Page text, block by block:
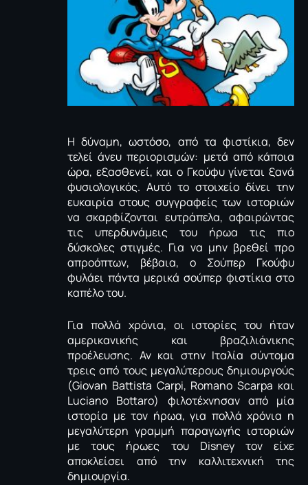
Η δύναμη, ωστόσο, από τα φιστίκια, δεν
τελεί άνευ περιορισμών: μετά από κάποια
ώρα, εξασθενεί, και ο Γκούφυ γίνεται ξανά
φυσιολογικός. Αυτό το στοιχείο δίνει την
ευκαιρία στους συγγραφείς των ιστοριών
να σκαρφίζονται ευτράπελα, αφαιρώντας
τις υπερδυνάμεις του ήρωα τις πιο
δύσκολες στιγμές. Για να μην βρεθεί προ
απροόπτων, βέβαια, ο Σούπερ Γκούφυ
φυλάει πάντα μερικά σούπερ φιστίκια στο
καπέλο του.
Για πολλά χρόνια, οι ιστορίες του ήταν
αμερικανικής και βραζιλιάνικης
προέλευσης. Αν και στην Ιταλία σύντομα
τρεις από τους μεγαλύτερους δημιουργούς
(Giovan Battista Carpi, Romano Scarpa και
Luciano Bottaro) φιλοτέχνησαν από μία
ιστορία με τον ήρωα, για πολλά χρόνια η
μεγαλύτερη γραμμή παραγωγής ιστοριών
με τους ήρωες του Disney τον είχε
αποκλείσει από την καλλιτεχνική της
δημιουργία.